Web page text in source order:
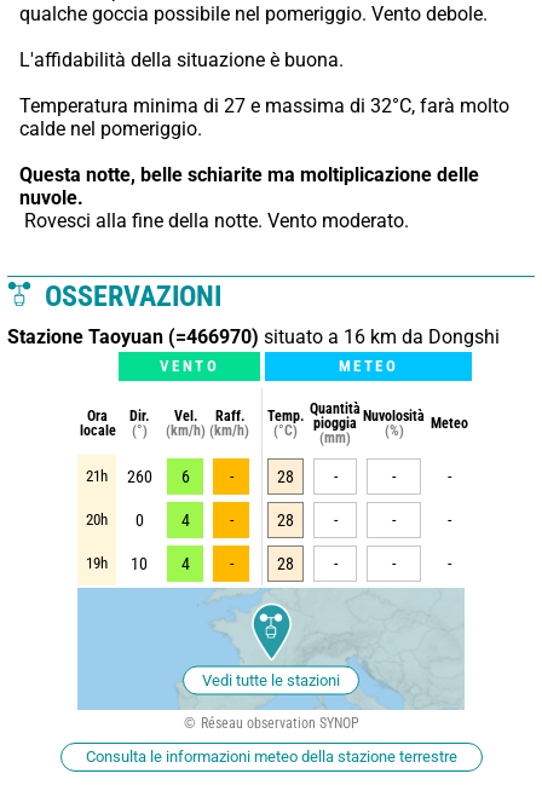
qualche goccia possibile nel pomeriggio. Vento debole.
L'affidabilità della situazione è buona.
Temperatura minima di 27 e massima di 32°C, farà molto
calde nel pomeriggio.
Questa notte, belle schiarite ma moltiplicazione delle
nuvole.
Rovesci alla fine della notte. Vento moderato.
OSSERVAZIONI
Stazione Taoyuan (=466970) situato a 16 km da Dongshi
VENTO METEO
Ora
locale
Dir.
(°)
Vel.
(km/h)
Raff.
(km/h)
Temp.
(°C)
Quantità
pioggia
(mm)
Nuvolosità
(%)
Meteo
21h 260 6 - 28 - - -
20h 0 4 - 28 - - -
19h 10 4 - 28 - - -
Vedi tutte le stazioni
Réseau observation SYNOP
Consulta le informazioni meteo della stazione terrestre